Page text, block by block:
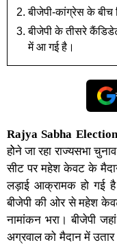
बीजेपी-कांग्रेस के बीच
बीजेपी के तीसरे
में आ गई है।
Rajya Sabha
होेने जा रहा राज्यसभा
सीट पर महेश केवट के
लड़ाई आक्रामक हो गई
बीजेपी की ओर से महेश
नामांकन भरा। बीजेपी
अग्रवाल को मैदान में